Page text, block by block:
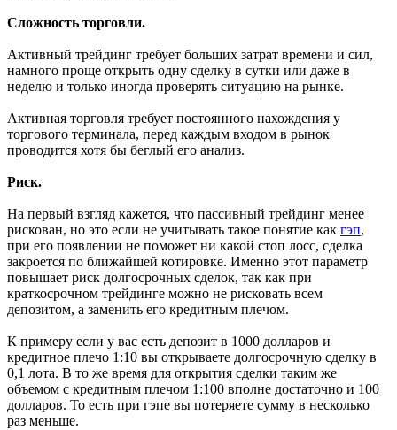
Сложность торговли.
Активный трейдинг требует больших затрат времени и сил,
намного проще открыть одну сделку в сутки или даже в
неделю и только иногда проверять ситуацию на рынке.
Активная торговля требует постоянного нахождения у
торгового терминала, перед каждым входом в рынок
проводится хотя бы беглый его анализ.
Риск.
На первый взгляд кажется, что пассивный трейдинг менее
рискован, но это если не учитывать такое понятие как гэп,
при его появлении не поможет ни какой стоп лосс, сделка
закроется по ближайшей котировке. Именно этот параметр
повышает риск долгосрочных сделок, так как при
краткосрочном трейдинге можно не рисковать всем
депозитом, а заменить его кредитным плечом.
К примеру если у вас есть депозит в 1000 долларов и
кредитное плечо 1:10 вы открываете долгосрочную сделку в
0,1 лота. В то же время для открытия сделки таким же
объемом с кредитным плечом 1:100 вполне достаточно и 100
долларов. То есть при гэпе вы потеряете сумму в несколько
раз меньше.